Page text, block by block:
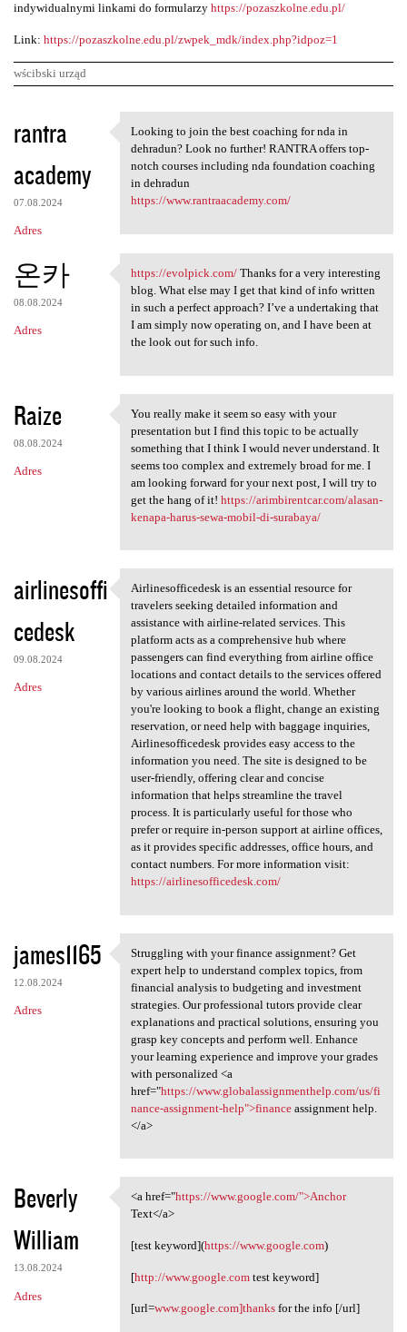
indywidualnymi linkami do formularzy https://pozaszkolne.edu.pl/
Link: https://pozaszkolne.edu.pl/zwpek_mdk/index.php?idpoz=1
wścibski urząd
K
o
m
e
n
a
r
z
rantra
academy
07.08.2024
Adres
Looking to join the best
Looking to join the best coaching for nda in
dehradun? Look no further! RANTRA offers top-
notch courses including nda foundation coaching
in dehradun
https://www.rantraacademy.com/
온카
08.08.2024
Adres
https://evolpick.com/ Thanks
https://evolpick.com/Thanks for a very interesting
blog. What else may I get that kind of info written
in such a perfect approach? I’ve a undertaking that
I am simply now operating on, and I have been at
the look out for such info.
Raize
08.08.2024
Adres
You really make it seem so
You really make it seem so easy with your
presentation but I find this topic to be actually
something that I think I would never understand. It
seems too complex and extremely broad for me. I
am looking forward for your next post, I will try to
get the hang of it! https://arimbirentcar.com/alasan-
kenapa-harus-sewa-mobil-di-surabaya/
airlinesoffi
cedesk
09.08.2024
Adres
Airlinesofficedesk is an
Airlinesofficedesk is an essential resource for
travelers seeking detailed information and
assistance with airline-related services. This
platform acts as a comprehensive hub where
passengers can find everything from airline office
locations and contact details to the services offered
by various airlines around the world. Whether
you're looking to book a flight, change an existing
reservation, or need help with baggage inquiries,
Airlinesofficedesk provides easy access to the
information you need. The site is designed to be
user-friendly, offering clear and concise
information that helps streamline the travel
process. It is particularly useful for those who
prefer or require in-person support at airline offices,
as it provides specific addresses, office hours, and
contact numbers. For more information visit:
https://airlinesofficedesk.com/
james1165
12.08.2024
Adres
Struggling with your finance
Struggling with your finance assignment? Get
expert help to understand complex topics, from
financial analysis to budgeting and investment
strategies. Our professional tutors provide clear
explanations and practical solutions, ensuring you
grasp key concepts and perform well. Enhance
your learning experience and improve your grades
with personalized <a
href="https://www.globalassignmenthelp.com/us/fi
nance-assignment-help">financeassignment help.
</a>
Beverly
William
13.08.2024
Adres
<a href="https://www.google
<a href="https://www.google.com/">Anchor
Text</a>
[test keyword](https://www.google.com)
[http://www.google.comtest keyword]
[url=www.google.com]thanksfor the info [/url]